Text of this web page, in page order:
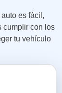
es fácil,
cumplir con los
tu vehículo